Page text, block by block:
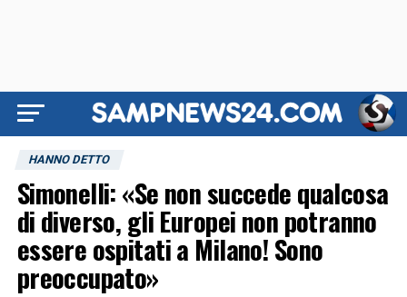
HANNO DETTO
Simonelli: «Se non succede qualcosa
di diverso, gli Europei non potranno
essere ospitati a Milano! Sono
preoccupato»